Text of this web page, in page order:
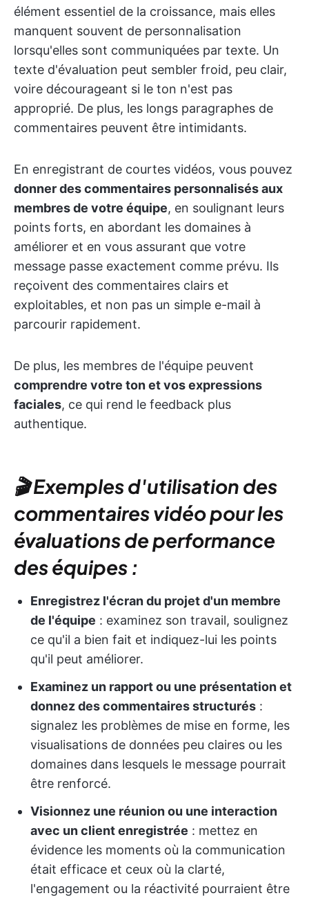
élément essentiel de la croissance, mais elles
manquent souvent de personnalisation
lorsqu'elles sont communiquées par texte. Un
texte d'évaluation peut sembler froid, peu clair,
voire décourageant si le ton n'est pas
approprié. De plus, les longs paragraphes de
commentaires peuvent être intimidants.
En enregistrant de courtes vidéos, vous pouvez
donner des commentaires personnalisés aux
membres de votre équipe, en soulignant leurs
points forts, en abordant les domaines à
améliorer et en vous assurant que votre
message passe exactement comme prévu. Ils
reçoivent des commentaires clairs et
exploitables, et non pas un simple e-mail à
parcourir rapidement.
De plus, les membres de l'équipe peuvent
comprendre votre ton et vos expressions
faciales, ce qui rend le feedback plus
authentique.
🎬 Exemples d'utilisation des
commentaires vidéo pour les
évaluations de performance
des équipes :
Enregistrez l'écran du projet d'un membre
de l'équipe : examinez son travail, soulignez
ce qu'il a bien fait et indiquez-lui les points
qu'il peut améliorer.
Examinez un rapport ou une présentation et
donnez des commentaires structurés :
signalez les problèmes de mise en forme, les
visualisations de données peu claires ou les
domaines dans lesquels le message pourrait
être renforcé.
Visionnez une réunion ou une interaction
avec un client enregistrée : mettez en
évidence les moments où la communication
était efficace et ceux où la clarté,
l'engagement ou la réactivité pourraient être